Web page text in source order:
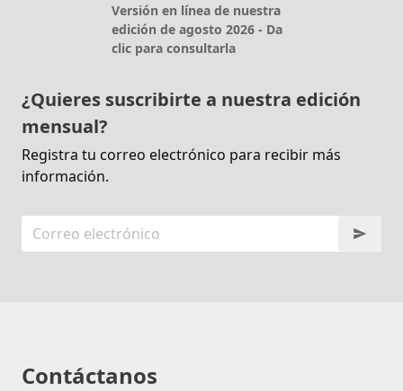
Versión en línea de nuestra
edición de agosto 2026 - Da
clic para consultarla
¿Quieres suscribirte a nuestra edición
mensual?
Registra tu correo electrónico para recibir más
información.
Contáctanos